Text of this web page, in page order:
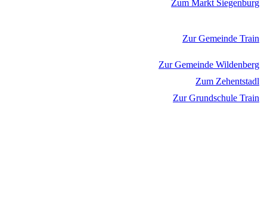
Zum Markt Siegenburg
Zur Gemeinde Train
Zur Gemeinde Wildenberg
Zum Zehentstadl
Zur Grundschule Train